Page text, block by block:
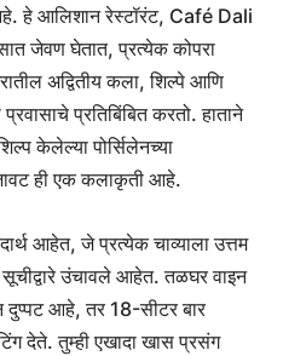
हे आलिशान रेस्टॉरंट, Café Dali
जेवण घेतात, प्रत्येक कोपरा
अद्वितीय कला, शिल्पे आणि
प्रतिबिंबित करतो. हाताने
केलेल्या पोर्सिलेनच्या
ही एक कलाकृती आहे.
आहेत, जे प्रत्येक चाव्याला उत्तम
उंचावले आहेत. तळघर वाइन
आहे, तर 18-सीटर बार
देते. तुम्ही एखादा खास प्रसंग